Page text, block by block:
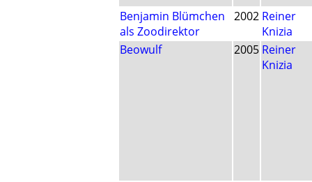
Benjamin Blümchen
als Zoodirektor
2002 Reiner
Knizia
Beowulf
2005 Reiner
Knizia